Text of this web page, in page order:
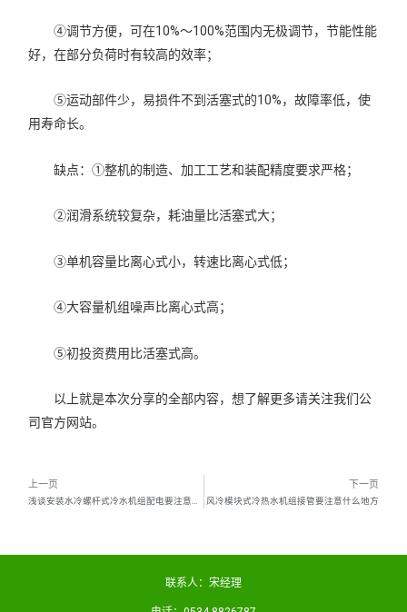
④调节方便，可在10%～100%范围内无极调节，节能性能
好，在部分负荷时有较高的效率；
⑤运动部件少，易损件不到活塞式的10%，故障率低，使
用寿命长。
缺点：①整机的制造、加工工艺和装配精度要求严格；
②润滑系统较复杂，耗油量比活塞式大；
③单机容量比离心式小，转速比离心式低；
④大容量机组噪声比离心式高；
⑤初投资费用比活塞式高。
以上就是本次分享的全部内容，想了解更多请关注我们公
司官方网站。
上一页 下一页
风冷模块式冷热水机组接管要注意什么地方
联系人：宋经理